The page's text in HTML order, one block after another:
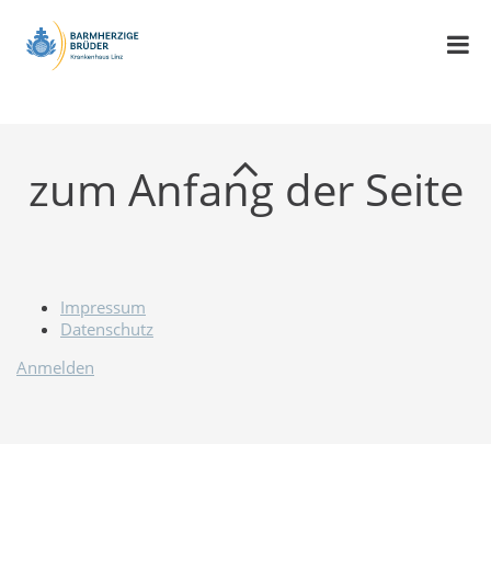
zum Anfang der Seite
Impressum
Datenschutz
Anmelden